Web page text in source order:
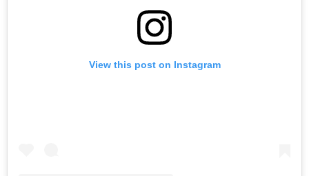
View this post on Instagram